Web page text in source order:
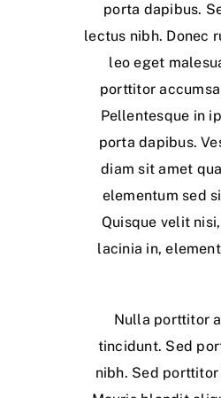
porta dapibus.
lectus nibh. Donec
leo eget
porttitor
Pellentesque in
porta dapibus.
diam sit amet
elementum sed
Quisque velit
lacinia in,
Nulla porttitor
tincidunt. Sed
nibh. Sed